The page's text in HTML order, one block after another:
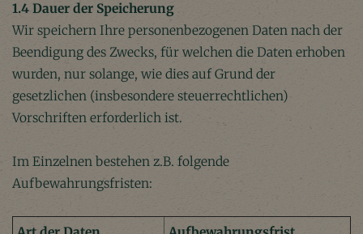
1.4 Dauer der Speicherung
Wir speichern Ihre personenbezogenen Daten nach der
Beendigung des Zwecks, für welchen die Daten erhoben
wurden, nur solange, wie dies auf Grund der
gesetzlichen (insbesondere steuerrechtlichen)
Vorschriften erforderlich ist.
Im Einzelnen bestehen z.B. folgende
Aufbewahrungsfristen: